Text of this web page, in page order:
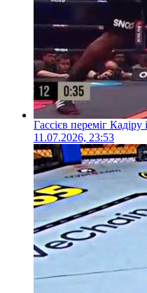
Гассієв переміг
11.07.2026, 23:53